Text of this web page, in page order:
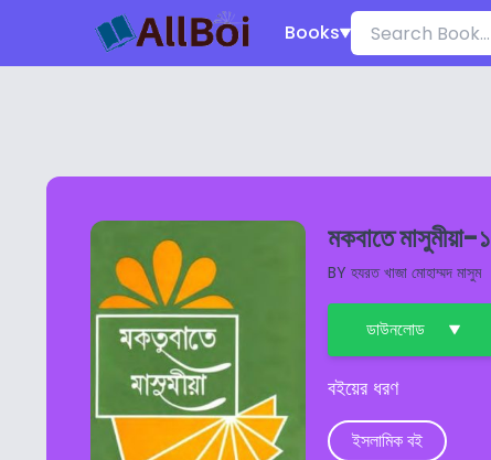
Books
মকবাতে মাসুমীয়া-১
BY হযরত খাজা মোহাম্মদ মাসুম
ডাউনলোড
বইয়ের ধরণ
ইসলামিক বই